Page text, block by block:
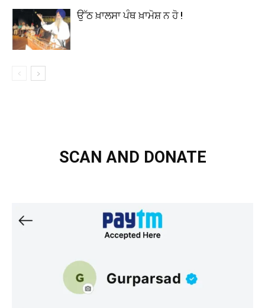
ਉੱਠ ਖ਼ਾਲਸਾ ਪੰਥ ਖ਼ਾਮੋਸ਼ ਨ ਹੋ !
SCAN AND DONATE